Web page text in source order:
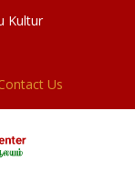
Kultur
Us